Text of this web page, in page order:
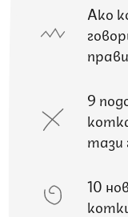
Ако
9
тази
10